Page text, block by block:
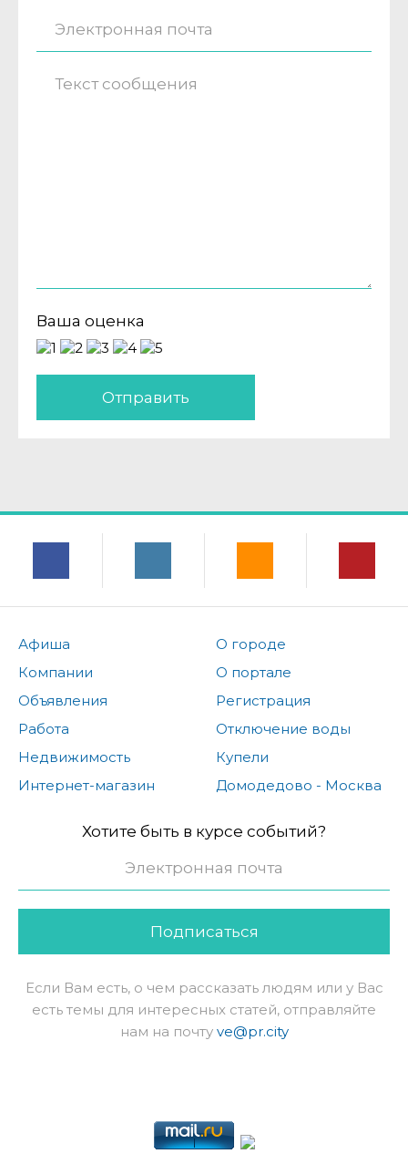
Ваша оценка
Отправить
Афиша
Компании
Объявления
Работа
Недвижимость
Интернет-магазин
О городе
О портале
Регистрация
Отключение воды
Купели
Домодедово - Москва
Хотите быть в курсе событий?
Подписаться
Если Вам есть, о чем рассказать людям или у Вас
есть темы для интересных статей, отправляйте
нам на почту ve@pr.city